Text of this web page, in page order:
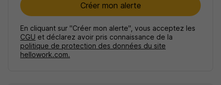
Créer mon alerte
En cliquant sur "Créer mon alerte", vous acceptez les
CGU et déclarez avoir pris connaissance de la
politique de protection des données du site
hellowork.com.